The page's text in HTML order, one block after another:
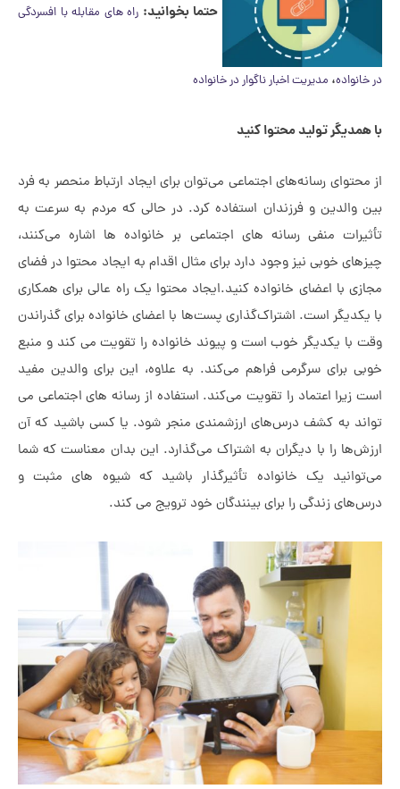
حتما بخوانید:راه های مقابله با افسردگی
مدیریت اخبار ناگوار در خانواده
تولید محتوا کنید
رسانه‌های اجتماعی می‌توان برای ایجاد ارتباط منحصر به فرد
و فرزندان استفاده کرد. در حالی که مردم به سرعت به
منفی رسانه های اجتماعی بر خانواده ها اشاره می‌کنند،
نیز وجود دارد برای مثال اقدام به ایجاد محتوا در فضای
اعضای خانواده کنید.ایجاد محتوا یک راه عالی برای همکاری
است. اشتراک‌گذاری پست‌ها با اعضای خانواده برای گذراندن
خوب است و پیوند خانواده را تقویت می کند و منبع
سرگرمی فراهم می‌کند. به علاوه، این برای والدین مفید
اعتماد را تقویت می‌کند. استفاده از رسانه های اجتماعی می
کشف درس‌های ارزشمندی منجر شود. یا کسی باشید که آن
با دیگران به اشتراک می‌گذارد. این بدان معناست که شما
یک خانواده تأثیرگذار باشید که شیوه های مثبت و
را برای بینندگان خود ترویج می کند.